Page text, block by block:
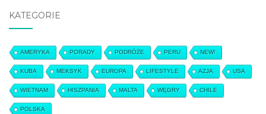
KATEGORIE
AMERYKA PORADY PODRÓŻE PERU NEW!
KUBA MEKSYK EUROPA LIFESTYLE AZJA USA
WIETNAM HISZPANIA MALTA WĘGRY CHILE
POLSKA